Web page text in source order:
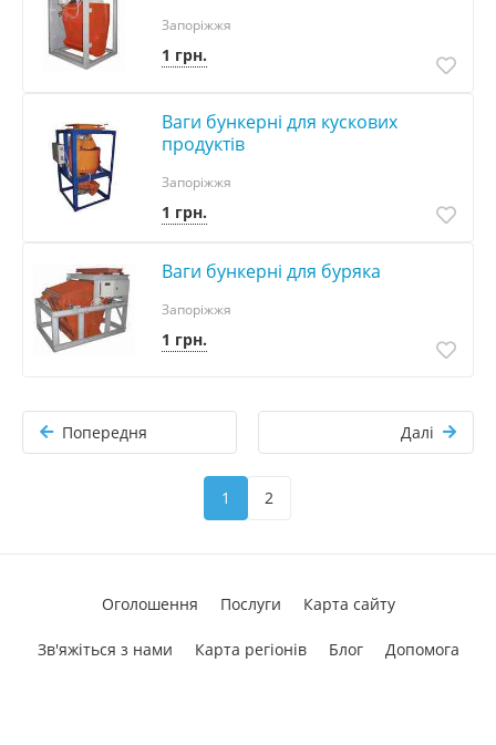
1 грн.
Запоріжжя
Ваги бункерні для кускових
продуктів
1 грн.
Запоріжжя
Ваги бункерні для буряка
1 грн.
Запоріжжя
Попередня Далі
1 2
Оголошення Послуги Карта сайту
Зв'яжіться з нами Карта регіонів Блог Допомога